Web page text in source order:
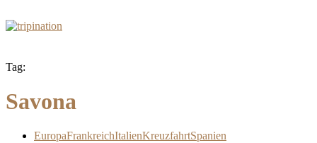
Tag:
Savona
EuropaFrankreichItalienKreuzfahrtSpanien